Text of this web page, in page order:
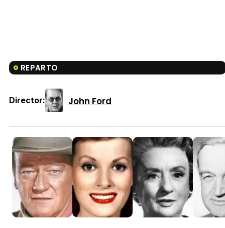
REPARTO
Director: John Ford